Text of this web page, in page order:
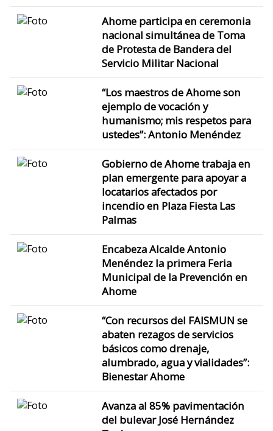
Ahome participa en ceremonia
nacional simultánea de Toma
de Protesta de Bandera del
Servicio Militar Nacional
“Los maestros de Ahome son
ejemplo de vocación y
humanismo; mis respetos para
ustedes”: Antonio Menéndez
Gobierno de Ahome trabaja en
plan emergente para apoyar a
locatarios afectados por
incendio en Plaza Fiesta Las
Palmas
Encabeza Alcalde Antonio
Menéndez la primera Feria
Municipal de la Prevención en
Ahome
“Con recursos del FAISMUN se
abaten rezagos de servicios
básicos como drenaje,
alumbrado, agua y vialidades”:
Bienestar Ahome
Avanza al 85% pavimentación
del bulevar José Hernández